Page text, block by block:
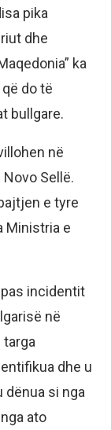
pika
dhe
ka
do të
bullgare.
në
Sellë.
e tyre
Ministria e
incidentit
në
dhe u
dënua si nga
ato